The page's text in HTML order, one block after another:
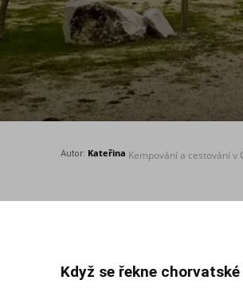
Autor: Kateřina Kempování a cestování v
Když se řekne